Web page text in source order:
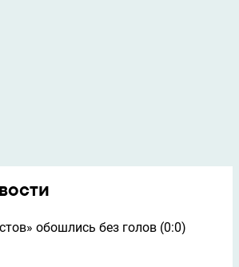
обошлись без голов (0:0)